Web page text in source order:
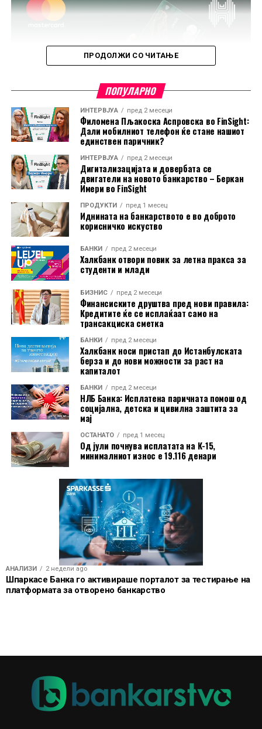
Во пакетот е вклучена и асистенција на пат за Европа
преку Халк Осигурување.
Дополнително, корисниците имаат бесплатно
електронско и мобилно банкарство, бесплатно СМС
информирање, како и можност за повлекување
готовина без надомест од сите банкомати во земјата.
Со овие поволности, Mastercard World Debit е
насочена кон корисници кои бараат дополнителни
услуги при патување, но и поедноставно секојдневно
банкарско работење.
ПРОДОЛЖИ СО ЧИТАЊЕ
ПОПУЛАРНО
ИНТЕРВЈУА пред 2 месеци
Филомена Пљакоска Аспровска во FinSight:
Дали мобилниот телефон ќе стане нашиот
единствен паричник?
ИНТЕРВЈУА пред 2 месеци
Дигитализацијата и довербата се
двигатели на новото банкарство – Беркан
Имери во FinSight
ПРОДУКТИ пред 1 месец
Иднината на банкарството е во доброто
корисничко искуство
БАНКИ пред 2 месеци
Халкбанк отвори повик за летна пракса за
студенти и млади
БИЗНИС пред 2 месеци
Финансиските друштва пред нови правила:
Кредитите ќе се исплаќаат само на
трансакциска сметка
БАНКИ пред 2 месеци
Халкбанк носи пристап до Истанбулската
берза и до нови можности за раст на
капиталот
БАНКИ пред 2 месеци
НЛБ Банка: Исплатена паричната помош од
социјална, детска и цивилна заштита за
мај
ОСТАНАТО пред 1 месец
Од јули почнува исплатата на К-15,
минималниот износ е 19.116 денари
АНАЛИЗИ 2 недели ago
Шпаркасе Банка го активираше порталот за тестирање на
платформата за отворено банкарство